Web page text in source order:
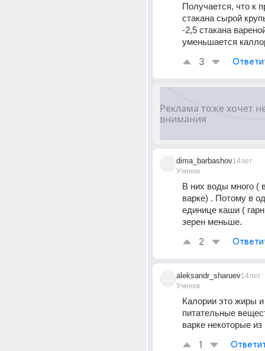
Получается, что к
стакана сырой
-2,5 стакана
уменьшается
3
dima_barbashov
Ученик
14лет
В них воды много (
варке) . Потому в
единице каши (
зерен меньше.
2
aleksandr_sharuev
Ученик
14лет
Калории это жиры и
питательные
варке некоторые
1